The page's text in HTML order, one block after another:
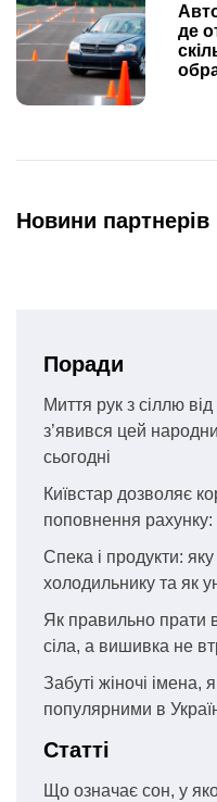
де
Новини партнерів
Поради
Миття рук з сіллю від
з’явився цей
сьогодні
Київстар дозволяє
поповнення
Спека і продукти:
холодильнику та як
Як правильно прати
сіла, а вишивка не
Забуті жіночі імена,
популярними в
Статті
Що означає сон, у